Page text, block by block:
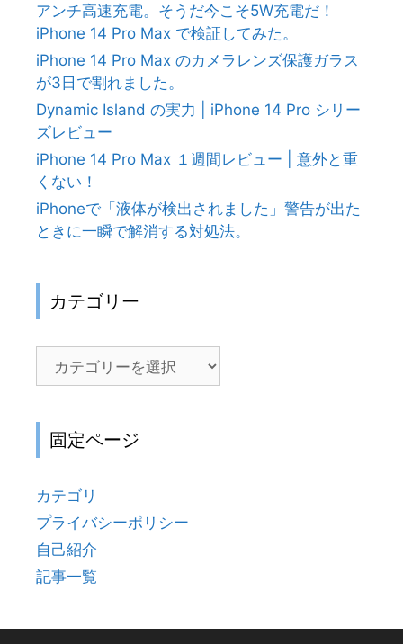
アンチ高速充電。そうだ今こそ5W充電だ！
iPhone 14 Pro Max で検証してみた。
iPhone 14 Pro Max のカメラレンズ保護ガラス
が3日で割れました。
Dynamic Island の実力 | iPhone 14 Pro シリー
ズレビュー
iPhone 14 Pro Max １週間レビュー | 意外と重
くない！
iPhoneで「液体が検出されました」警告が出た
ときに一瞬で解消する対処法。
カテゴリー
リ
ー固定ページ
カテゴリ
プライバシーポリシー
自己紹介
記事一覧